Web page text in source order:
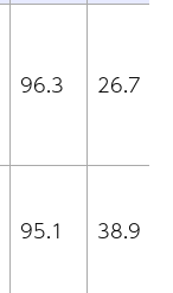
96.3 26.7
95.1 38.9